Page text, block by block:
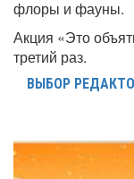
флоры и фауны.
Акция «Это
третий раз.
ВЫБОР